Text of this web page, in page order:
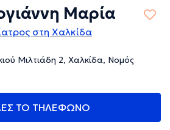
Μαρία
στη Χαλκίδα
Μιλτιάδη 2, Χαλκίδα, Νομός
ΤΟ ΤΗΛΕΦΩΝΟ